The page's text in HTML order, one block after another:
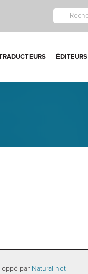
ÉDITEURS
par Natural-net